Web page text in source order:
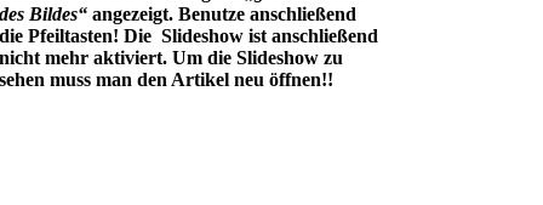
des Bildes“ angezeigt. Benutze anschließend
die Pfeiltasten! Die Slideshow ist anschließend
nicht mehr aktiviert. Um die Slideshow zu
sehen muss man den Artikel neu öffnen!!